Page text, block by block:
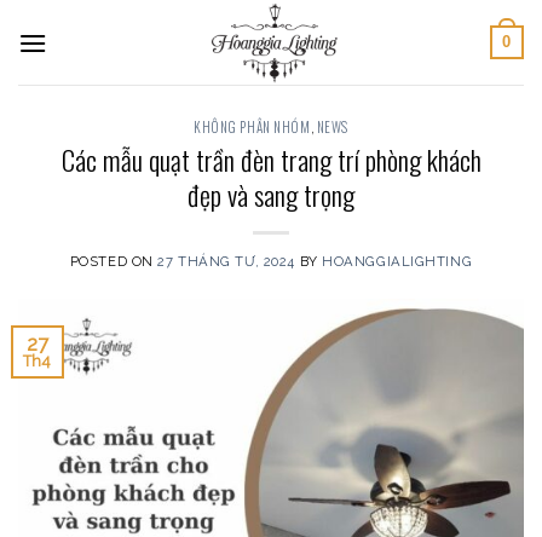
0
KHÔNG PHÂN NHÓM, NEWS
Các mẫu quạt trần đèn trang trí phòng khách
đẹp và sang trọng
POSTED ON27 THÁNG TƯ, 2024 BY HOANGGIALIGHTING
27
Th4